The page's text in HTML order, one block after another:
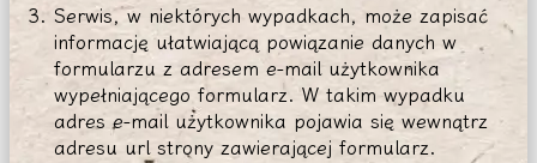
Serwis, w niektórych wypadkach, może zapisać
informację ułatwiającą powiązanie danych w
formularzu z adresem e-mail użytkownika
wypełniającego formularz. W takim wypadku
adres e-mail użytkownika pojawia się wewnątrz
adresu url strony zawierającej formularz.